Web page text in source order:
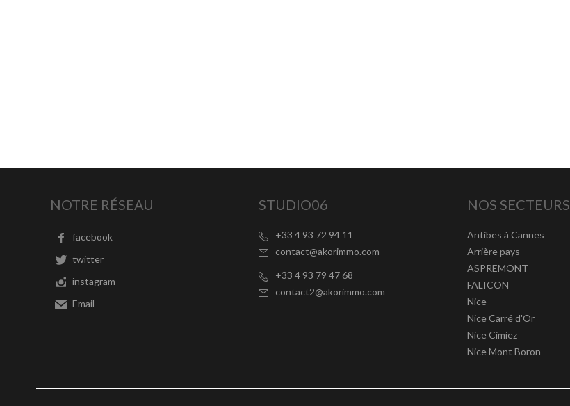
NOTRE RÉSEAU
facebook
twitter
instagram
Email
STUDIO06
+33 4 93 72 94 11
contact@akorimmo.com
+33 4 93 79 47 68
contact2@akorimmo.com
NOS SECTEURS
Antibes à Cannes
Arrière pays
ASPREMONT
FALICON
Nice
Nice Carré d'Or
Nice Cimiez
Nice Mont Boron